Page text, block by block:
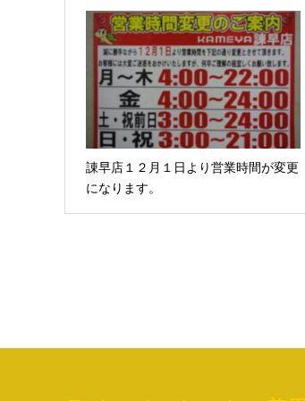
諌早店１２月１日より営業時間が変更
になります。